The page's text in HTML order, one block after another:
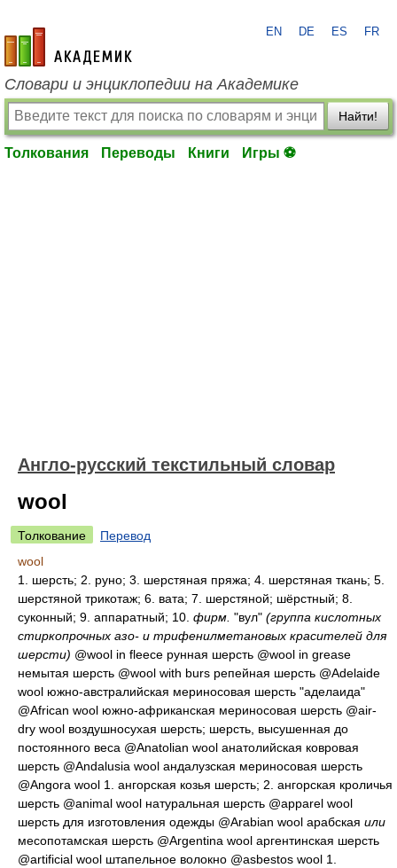
academic.ru
EN DE ES FR
Словари и энциклопедии на Академике
Найти!
Толкования Переводы Книги Игры ⚽
Англо-русский текстильный словар
wool
Толкование
Перевод
wool
1. шерсть; 2. руно; 3. шерстяная пряжа; 4. шерстяная ткань; 5.
шерстяной трикотаж; 6. вата; 7. шерстяной; шёрстный; 8.
суконный; 9. аппаратный; 10. фирм. "вул" (группа кислотных
стиркопрочных азо- и трифенилметановых красителей для
шерсти) @wool in fleece рунная шерсть @wool in grease
немытая шерсть @wool with burs репейная шерсть @Adelaide
wool южно-австралийская мериносовая шерсть "аделаида"
@African wool южно-африканская мериносовая шерсть @air-
dry wool воздушносухая шерсть; шерсть, высушенная до
постоянного веса @Anatolian wool анатолийская ковровая
шерсть @Andalusia wool андалузская мериносовая шерсть
@Angora wool 1. ангорская козья шерсть; 2. ангорская кроличья
шерсть @animal wool натуральная шерсть @apparel wool
шерсть для изготовления одежды @Arabian wool арабская или
месопотамская шерсть @Argentina wool аргентинская шерсть
@artificial wool штапельное волокно @asbestos wool 1.